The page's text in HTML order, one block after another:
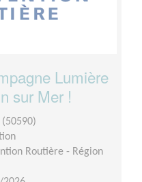
Lumière
sur Mer !
(50590)
Routière - Région